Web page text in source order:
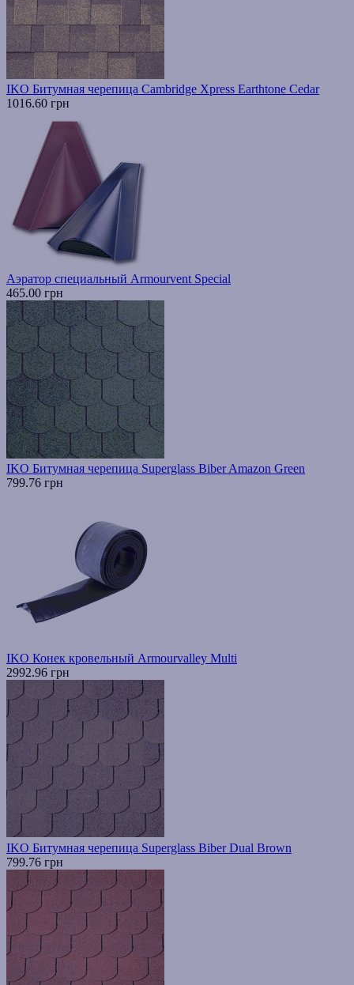
IKO Битумная черепица Cambridge Xpress Earthtone Cedar
1016.60 грн
Аэратор специальный Armourvent Special
465.00 грн
IKO Битумная черепица Superglass Biber Amazon Green
799.76 грн
IKO Конек кровельный Armourvalley Multi
2992.96 грн
IKO Битумная черепица Superglass Biber Dual Brown
799.76 грн